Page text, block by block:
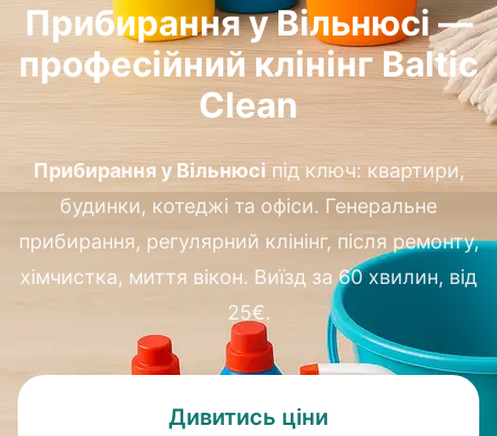
Прибирання у Вільнюсі —
професійний клінінг Baltic
Clean
Прибирання у Вільнюсі під ключ: квартири,
будинки, котеджі та офіси. Генеральне
прибирання, регулярний клінінг, після ремонту,
хімчистка, миття вікон. Виїзд за 60 хвилин, від
25€.
Дивитись ціни